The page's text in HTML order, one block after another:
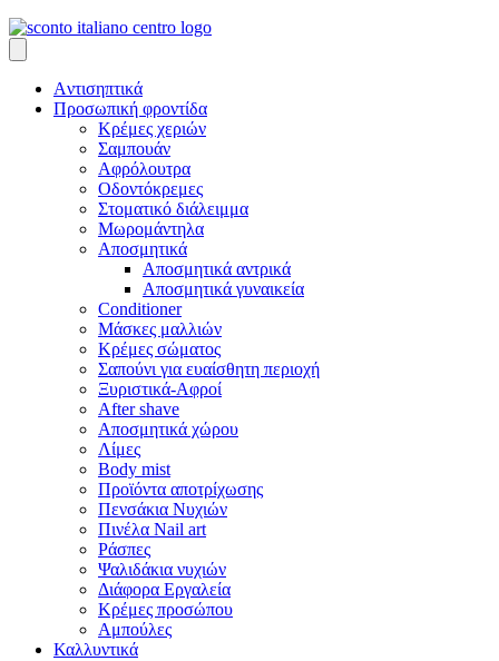
Aντισηπτικά
Προσωπική φροντίδα
Κρέμες χεριών
Σαμπουάν
Αφρόλουτρα
Οδοντόκρεμες
Στοματικό διάλειμμα
Μωρομάντηλα
Αποσμητικά
Αποσμητικά αντρικά
Αποσμητικά γυναικεία
Conditioner
Μάσκες μαλλιών
Κρέμες σώματος
Σαπούνι για ευαίσθητη περιοχή
Ξυριστικά-Αφροί
After shave
Αποσμητικά χώρου
Λίμες
Body mist
Προϊόντα αποτρίχωσης
Πενσάκια Νυχιών
Πινέλα Nail art
Ράσπες
Ψαλιδάκια νυχιών
Διάφορα Εργαλεία
Κρέμες προσώπου
Αμπούλες
Καλλυντικά